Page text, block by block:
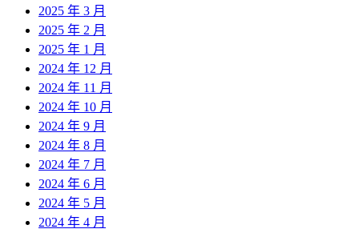
2025 年 3 月
2025 年 2 月
2025 年 1 月
2024 年 12 月
2024 年 11 月
2024 年 10 月
2024 年 9 月
2024 年 8 月
2024 年 7 月
2024 年 6 月
2024 年 5 月
2024 年 4 月